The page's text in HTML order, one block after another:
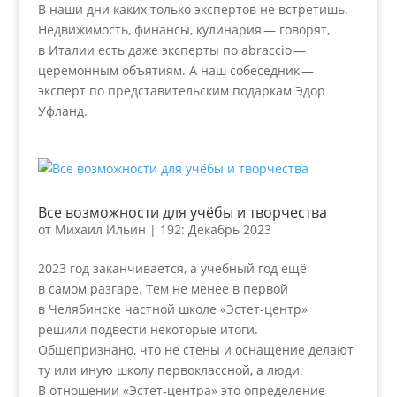
В наши дни каких только экспертов не встретишь.
Недвижимость, финансы, кулинария — говорят,
в Италии есть даже эксперты по abraccio —
церемонным объятиям. А наш собеседник —
эксперт по представительским подаркам Эдор
Уфланд.
Все возможности для учёбы и творчества
от Михаил Ильин | 192: Декабрь 2023
2023 год заканчивается, а учебный год ещё
в самом разгаре. Тем не менее в первой
в Челябинске частной школе «Эстет-центр»
решили подвести некоторые итоги.
Общепризнано, что не стены и оснащение делают
ту или иную школу первоклассной, а люди.
В отношении «Эстет-центра» это определение